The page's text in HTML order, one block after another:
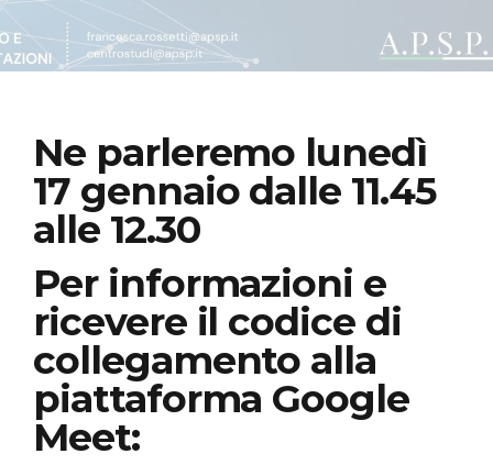
Ne parleremo lunedì
17 gennaio dalle 11.45
alle 12.30
Per informazioni e
ricevere il codice di
collegamento alla
piattaforma Google
Meet: